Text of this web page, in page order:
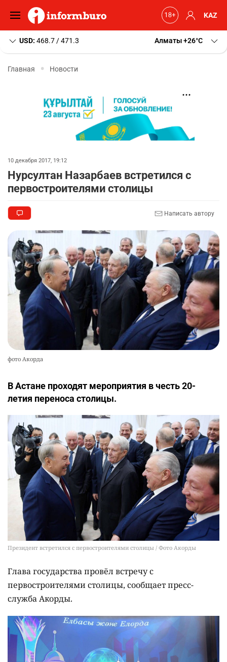
KAZ
USD: 468.7 / 471.3 Алматы+26 C
Главная Новости
10 декабря 2017, 19:12
Нурсултан Назарбаев встретился с
первостроителями столицы
Написать автору
фото Акорда
В Астане проходят мероприятия в честь 20-
летия переноса столицы.
Президент встретился с первостроителями столицы / Фото Акорды
Глава государства провёл встречу с
первостроителями столицы, сообщает пресс-
служба Акорды.